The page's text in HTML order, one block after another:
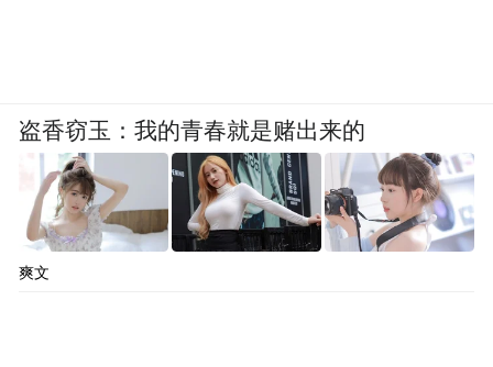
盗香窃玉：我的青春就是赌出来的
爽文